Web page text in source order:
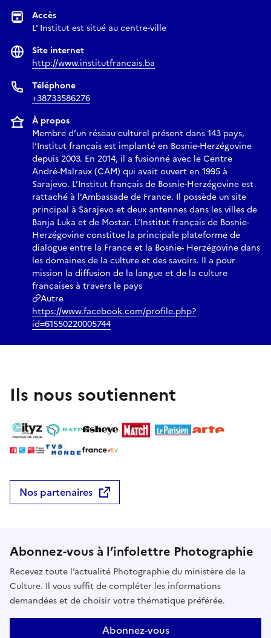
échanges mettant en lumière l’importance de la
préservation du patrimoine architectural et le rôle de l’art
Milomir Kovačević est l’un des photographes les plus
renommés de Bosnie-Herzégovine, et un symbole de longue
date de l’amitié franco-bosnienne. S’il présente
régulièrement des expositions en Bosnie-Herzégovine, aucun
saisissons ainsi l’occasion du Bicentenaire de la
photographie pour confirmer et renforcer ce lien de
fraternité entre nos deux pays.
Accès
L' Institut est situé au centre-ville
Site internet
http://www.institutfrancais.ba
Téléphone
+38733586276
À propos
Membre d’un réseau culturel présent dans 143 pays,
l’Institut français est implanté en Bosnie-Herzégovine
depuis 2003. En 2014, il a fusionné avec le Centre
André-Malraux (CAM) qui avait ouvert en 1995 à
Sarajevo. L’Institut français de Bosnie-Herzégovine est
rattaché à l’Ambassade de France. Il possède un site
principal à Sarajevo et deux antennes dans les villes de
Banja Luka et de Mostar. L’Institut français de Bosnie-
Herzégovine constitue la principale plateforme de
dialogue entre la France et la Bosnie- Herzégovine dans
les domaines de la culture et des savoirs. Il a pour
mission la diffusion de la langue et de la culture
françaises à travers le pays
Autre
https://www.facebook.com/profile.php?
id=61550220005744
Ils nous soutiennent
Nos partenaires
Abonnez-vous à l’infolettre Photographie
Recevez toute l’actualité Photographie du ministère de la
Culture. Il vous suffit de compléter les informations
demandées et de choisir votre thématique préférée.
Abonnez-vous